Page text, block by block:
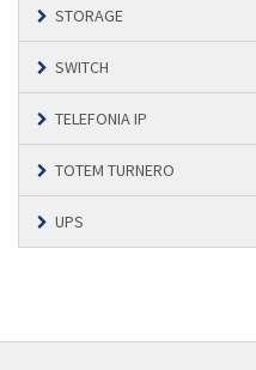
STORAGE
SWITCH
TELEFONIA IP
TOTEM TURNERO
UPS